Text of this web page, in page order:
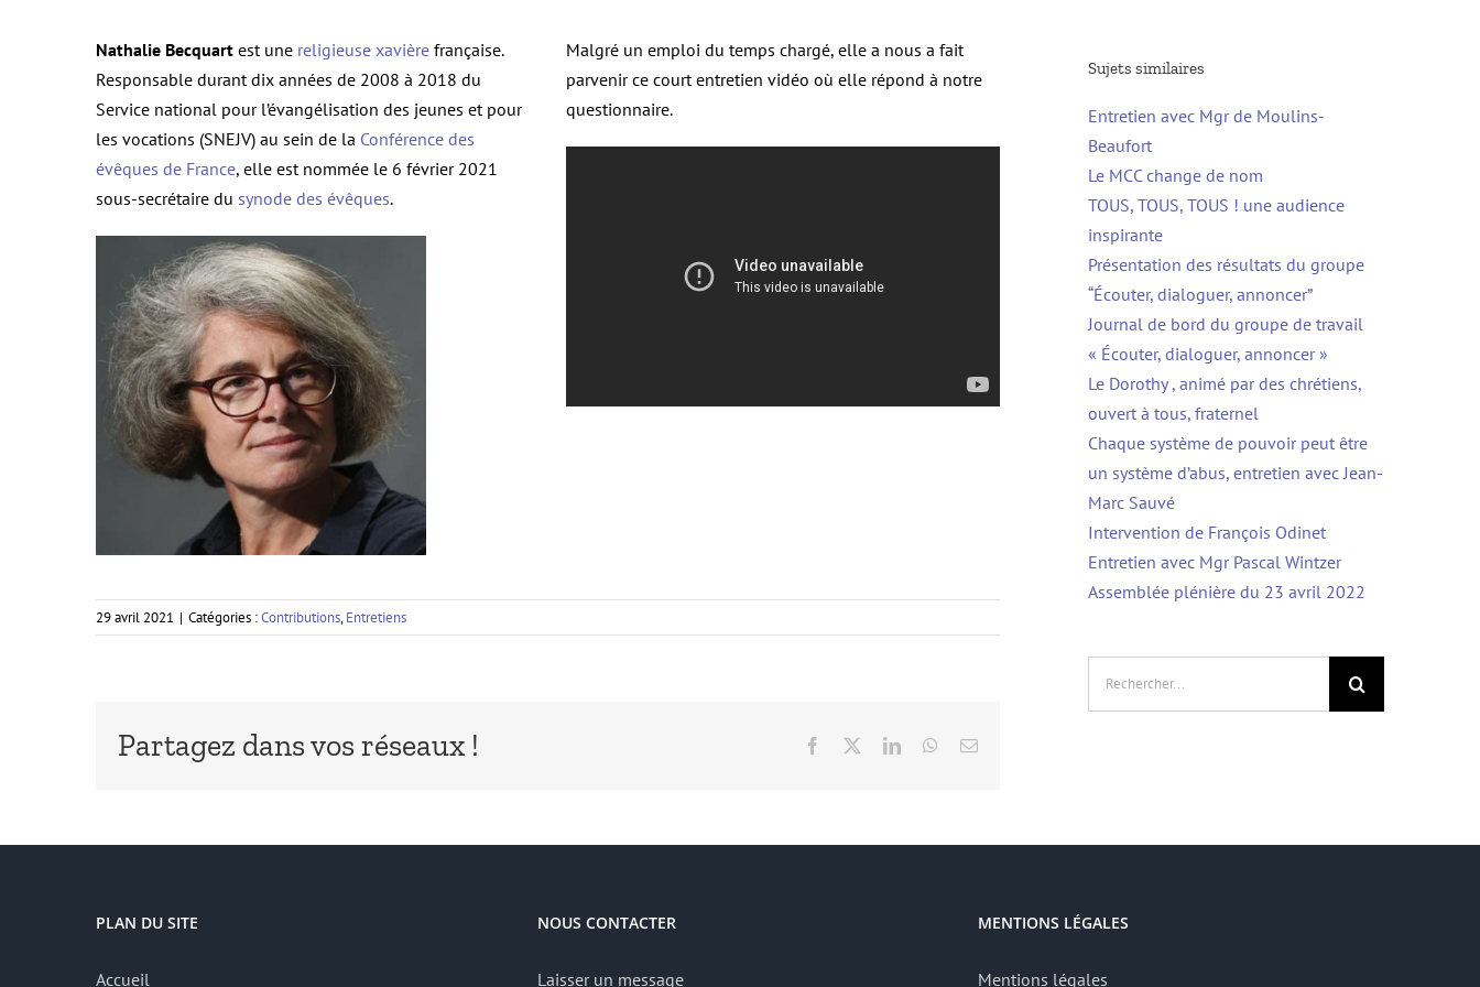
Nathalie Becquartest une religieuse xavièrefrançaise.
Responsable durant dix années de 2008 à 2018 du
Service national pour l’évangélisation des jeunes et pour
les vocations (SNEJV) au sein de la Conférence des
évêques de France, elle est nommée le 6 février 2021
sous-secrétaire du synode des évêques.
Malgré un emploi du temps chargé, elle a nous a fait
parvenir ce court entretien vidéo où elle répond à notre
questionnaire.
29 avril 2021 | Catégories :Contributions,Entretiens
Partagez dans vos réseaux ! Facebook LinkedInWhatsApp
Email
Sujets similaires
Entretien avec Mgr de Moulins-
Beaufort
Le MCC change de nom
TOUS, TOUS, TOUS ! une audience
inspirante
Présentation des résultats du groupe
“Écouter, dialoguer, annoncer”
Journal de bord du groupe de travail
« Écouter, dialoguer, annoncer »
Le Dorothy , animé par des chrétiens,
ouvert à tous, fraternel
Chaque système de pouvoir peut être
un système d’abus, entretien avec Jean-
Marc Sauvé
Intervention de François Odinet
Entretien avec Mgr Pascal Wintzer
Assemblée plénière du 23 avril 2022
PLAN DU SITE
Accueil
NOUS CONTACTER
Laisser un message
MENTIONS LÉGALES
Mentions légales